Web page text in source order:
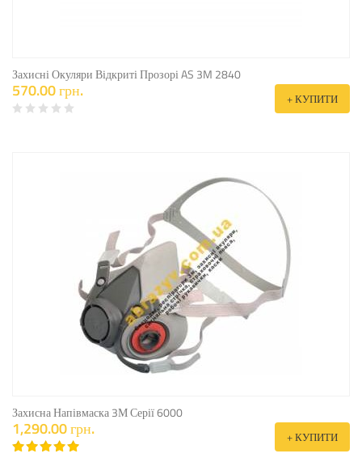
Захисні Окуляри Відкриті Прозорі AS 3M 2840
570.00 грн. + КУПИТИ
Захисна Напівмаска 3М Серії 6000
1,290.00 грн. + КУПИТИ